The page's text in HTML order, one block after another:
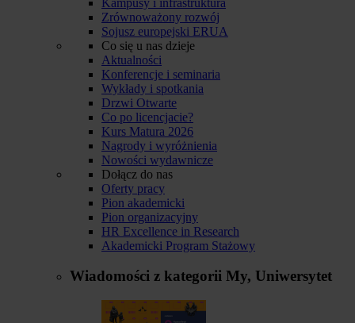
Zrównoważony rozwój
Sojusz europejski ERUA
Co się u nas dzieje
Aktualności
Konferencje i seminaria
Wykłady i spotkania
Drzwi Otwarte
Co po licencjacie?
Kurs Matura 2026
Nagrody i wyróżnienia
Nowości wydawnicze
Dołącz do nas
Oferty pracy
Pion akademicki
Pion organizacyjny
HR Excellence in Research
Akademicki Program Stażowy
Wiadomości z kategorii My, Uniwersytet